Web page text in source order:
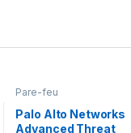
Pare-feu
Palo Alto Networks
Advanced Threat